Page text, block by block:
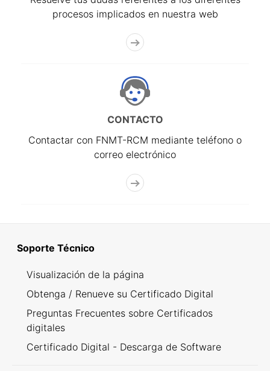
procesos implicados en nuestra web
CONTACTO
Contactar con FNMT-RCM mediante teléfono o
correo electrónico
Soporte Técnico
Visualización de la página
Obtenga / Renueve su Certificado Digital
Preguntas Frecuentes sobre Certificados
digitales
Certificado Digital - Descarga de Software